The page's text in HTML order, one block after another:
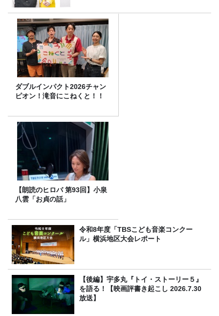
ダブルインパクト2026チャン
ピオン！滝音にこねくと！！
【朗読のヒロバ 第93回】小泉
八雲「お貞の話」
令和8年度「TBSこども音楽コンクー
ル」横浜地区大会レポート
【後編】宇多丸『トイ・ストーリー５』
を語る！【映画評書き起こし 2026.7.30
放送】